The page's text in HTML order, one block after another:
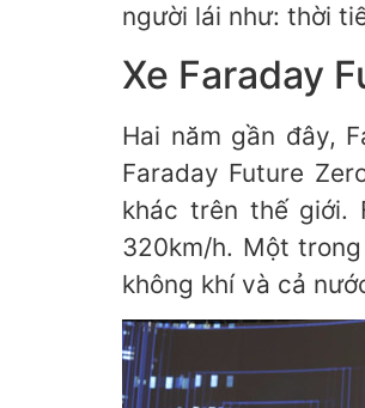
người lái như: thời
Xe Faraday
Hai năm gần đây,
Faraday Future
khác trên thế giới.
320km/h. Một
không khí và cả